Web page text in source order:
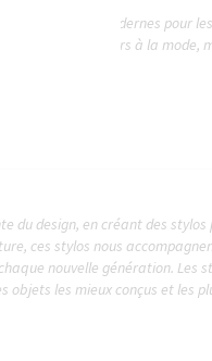
produits très modernes pour
novatrice, couleurs à la
du design, en créant des
ces stylos nous
nouvelle génération. Les
objets les mieux conçus et les